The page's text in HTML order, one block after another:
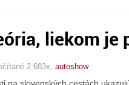
liekom je
2 683x, autoshow